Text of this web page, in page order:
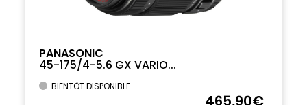
PANASONIC
45-175/4-5.6 GX VARIO...
BIENTÔT DISPONIBLE
465,90€